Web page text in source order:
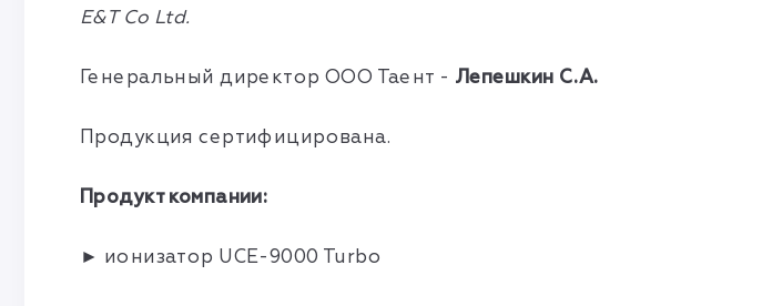
E&T Co Ltd.
Генеральный директор ООО Таент - Лепешкин С.А.
Продукция сертифицирована.
Продукт компании:
► ионизатор UCE-9000 Turbo